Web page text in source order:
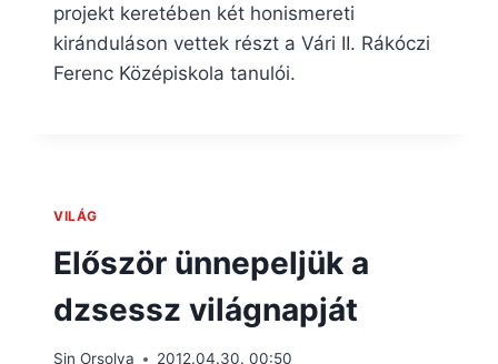
projekt keretében két honismereti
kiránduláson vettek részt a Vári II. Rákóczi
Ferenc Középiskola tanulói.
VILÁG
Először ünnepeljük a
dzsessz világnapját
Sin Orsolya 2012.04.30. 00:50